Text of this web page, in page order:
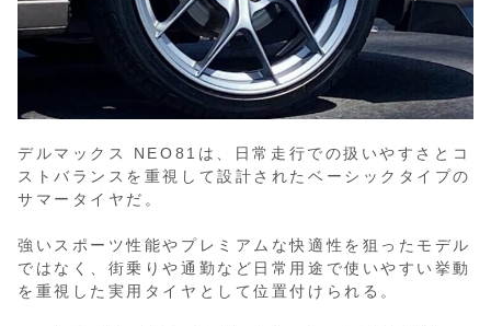
デルマックス NEO81は、日常走行での扱いやすさとコ
ストバランスを重視して設計されたベーシックタイプの
サマータイヤだ。
強いスポーツ性能やプレミアムな快適性を狙ったモデル
ではなく、街乗りや通勤など日常用途で使いやすい挙動
を重視した実用タイヤとして位置付けられる。